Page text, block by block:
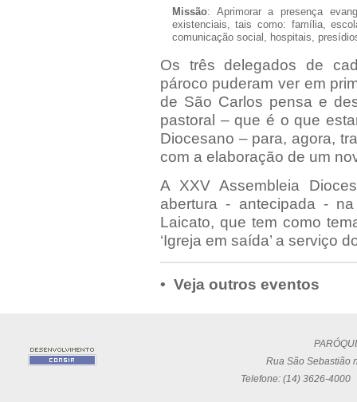
Missão: Aprimorar a presença
existenciais, tais como: família,
comunicação social, hospitais,
Os três delegados de
pároco puderam ver em
de São Carlos pensa e
pastoral – que é o que
Diocesano – para, agora,
com a elaboração de um
A XXV Assembleia
abertura - antecipada -
Laicato, que tem como
‘Igreja em saída’ a serviço
• Veja outros eventos
Rua São Sebastião
Telefone: (14) 3626-